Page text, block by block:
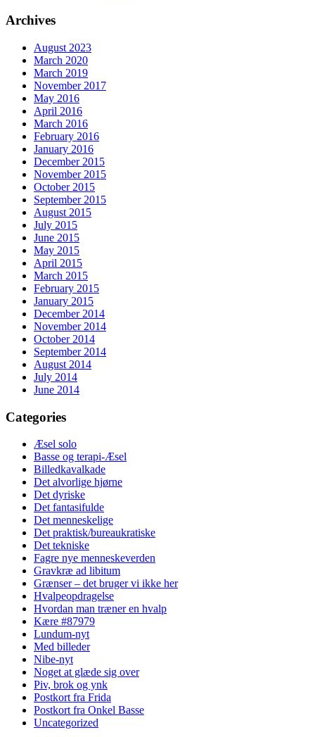
Archives
August 2023
March 2020
March 2019
November 2017
May 2016
April 2016
March 2016
February 2016
January 2016
December 2015
November 2015
October 2015
September 2015
August 2015
July 2015
June 2015
May 2015
April 2015
March 2015
February 2015
January 2015
December 2014
November 2014
October 2014
September 2014
August 2014
July 2014
June 2014
Categories
Æsel solo
Basse og terapi-Æsel
Billedkavalkade
Det alvorlige hjørne
Det dyriske
Det fantasifulde
Det menneskelige
Det praktisk/bureaukratiske
Det tekniske
Fagre nye menneskeverden
Gravkræ ad libitum
Grænser – det bruger vi ikke her
Hvalpeopdragelse
Hvordan man træner en hvalp
Kære #87979
Lundum-nyt
Med billeder
Nibe-nyt
Noget at glæde sig over
Piv, brok og ynk
Postkort fra Frida
Postkort fra Onkel Basse
Uncategorized